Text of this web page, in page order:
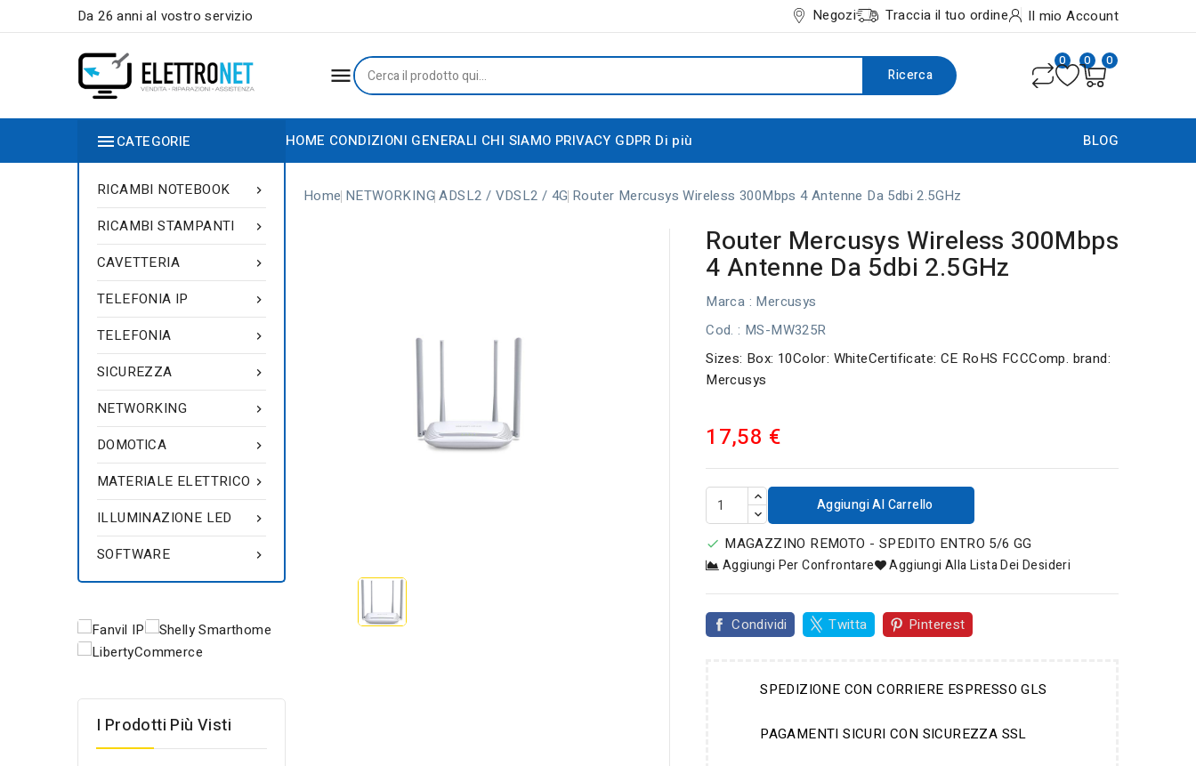
Da 26 anni al vostro servizio Negozi Traccia il tuo ordine Il mio Account
 Ricerca
0 0 0
HOME CONDIZIONI GENERALI CHI SIAMO PRIVACY GDPR Di più BLOG
CATEGORIE

RICAMBI NOTEBOOK

RICAMBI STAMPANTI

CAVETTERIA

TELEFONIA IP

TELEFONIA

SICUREZZA

NETWORKING

DOMOTICA

MATERIALE ELETTRICO

ILLUMINAZIONE LED

SOFTWARE
I Prodotti Più Visti
Home NETWORKING ADSL2 / VDSL2 / 4G Router Mercusys Wireless 300Mbps 4 Antenne Da 5dbi 2.5GHz
Router Mercusys Wireless 300Mbps
4 Antenne Da 5dbi 2.5GHz
Marca : Mercusys
Cod. : MS-MW325R
Sizes: Box: 10Color: WhiteCertificate: CE RoHS FCCComp. brand:
Mercusys
17,58 €
Aggiungi Al Carrello
 MAGAZZINO REMOTO - SPEDITO ENTRO 5/6 GG
Aggiungi Per Confrontare Aggiungi Alla Lista Dei Desideri
Condividi Twitta Pinterest
SPEDIZIONE CON CORRIERE ESPRESSO GLS
PAGAMENTI SICURI CON SICUREZZA SSL